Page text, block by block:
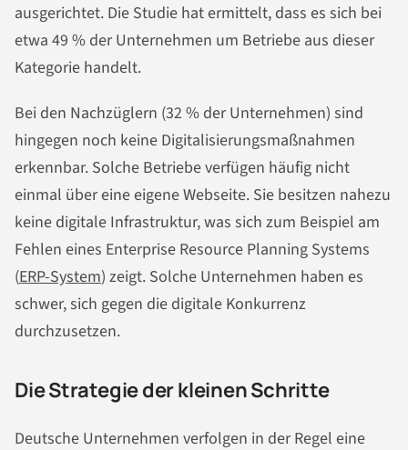
ausgerichtet. Die Studie hat ermittelt, dass es sich bei
etwa 49 % der Unternehmen um Betriebe aus dieser
Kategorie handelt.
Bei den Nachzüglern (32 % der Unternehmen) sind
hingegen noch keine Digitalisierungsmaßnahmen
erkennbar. Solche Betriebe verfügen häufig nicht
einmal über eine eigene Webseite. Sie besitzen nahezu
keine digitale Infrastruktur, was sich zum Beispiel am
Fehlen eines Enterprise Resource Planning Systems
(ERP-System) zeigt. Solche Unternehmen haben es
schwer, sich gegen die digitale Konkurrenz
durchzusetzen.
Die Strategie der kleinen Schritte
Deutsche Unternehmen verfolgen in der Regel eine